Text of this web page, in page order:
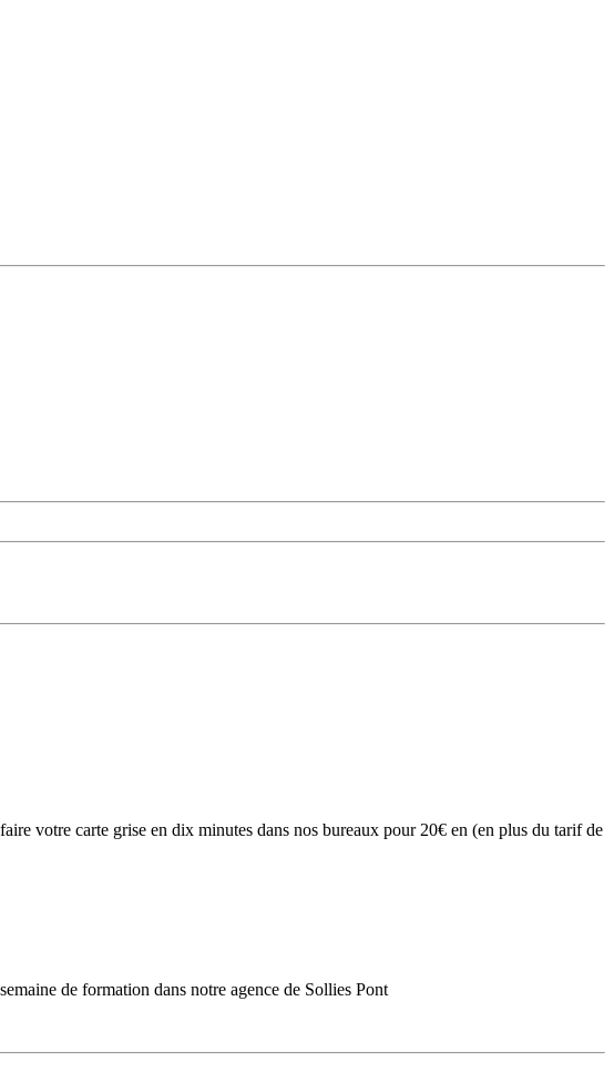
votre carte grise en dix minutes dans nos bureaux pour 20€ en (en plus du tarif de
de formation dans notre agence de Sollies Pont